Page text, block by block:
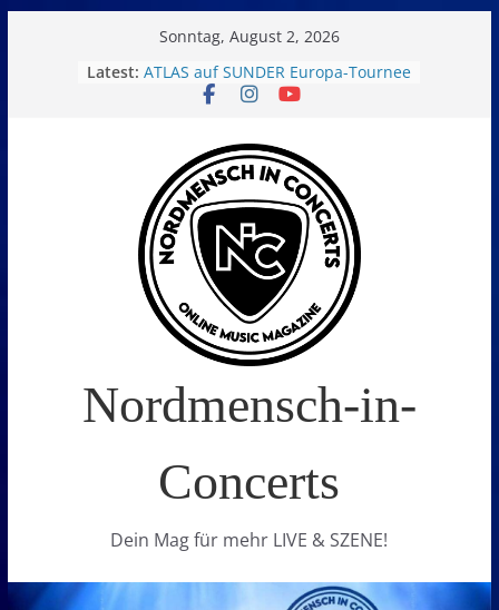
Sonntag, August 2, 2026
Latest: ATLAS auf SUNDER Europa-Tournee
Oelde Open Air 2026
Metal und Camping in
Freißenbüttel (Ausverkauft!)
FEED THE SICKNESS im Interview
I Prevail – Violent Nature Europe
Tour
Nordmensch-in-
Concerts
Dein Mag für mehr LIVE & SZENE!